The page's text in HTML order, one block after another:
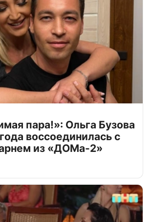
пара!»: Ольга Бузова
воссоединилась с
из «ДОМа-2»